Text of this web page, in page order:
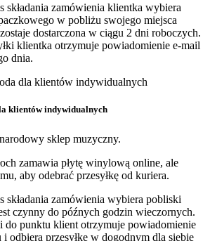
składania zamówienia klientka wybiera
w pobliżu swojego miejsca
dostarczona w ciągu 2 dni roboczych.
klientka otrzymuje powiadomienie e-mail
dnia.
klientów indywidualnych
sklep muzyczny.
zamawia płytę winylową online, ale
aby odebrać przesyłkę od kuriera.
składania zamówienia wybiera pobliski
czynny do późnych godzin wieczornych.
do punktu klient otrzymuje powiadomienie
odbiera przesyłkę w dogodnym dla siebie